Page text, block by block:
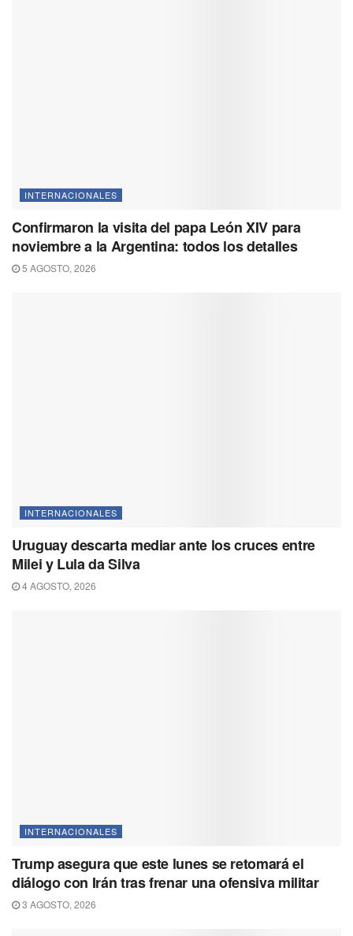
INTERNACIONALES
Confirmaron la visita del papa León XIV para
noviembre a la Argentina: todos los detalles
5 AGOSTO, 2026
INTERNACIONALES
Uruguay descarta mediar ante los cruces entre
Milei y Lula da Silva
4 AGOSTO, 2026
INTERNACIONALES
Trump asegura que este lunes se retomará el
diálogo con Irán tras frenar una ofensiva militar
3 AGOSTO, 2026